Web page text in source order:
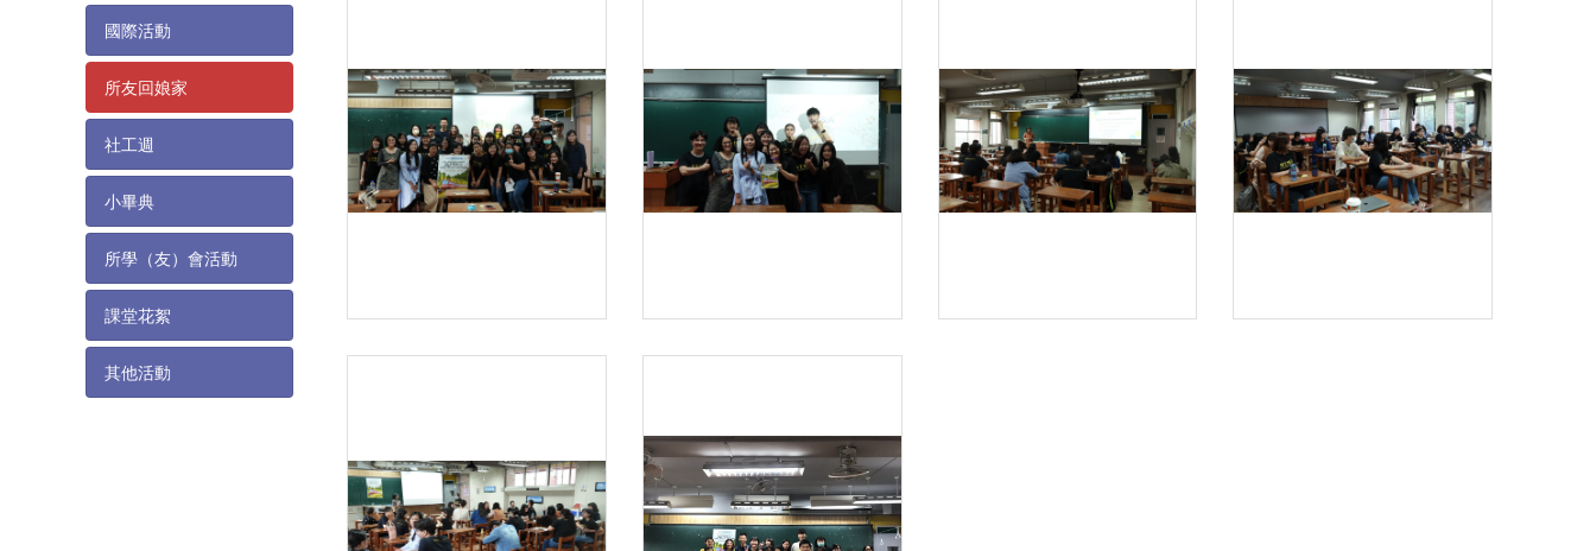
國際活動
所友回娘家
社工週
小畢典
所學（友）會活動
課堂花絮
其他活動